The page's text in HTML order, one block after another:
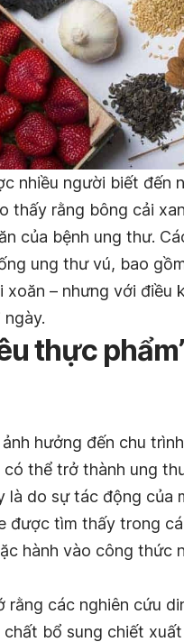
nhiều người biết đến
thấy rằng bông cải
của bệnh ung thư.
ung thư vú, bao
xoăn – nhưng với điều
ngày.
thực
hưởng đến chu
thể trở thành ung
là do sự tác động của
được tìm thấy trong
hành vào công thức
rằng các nghiên cứu
bổ sung chiết